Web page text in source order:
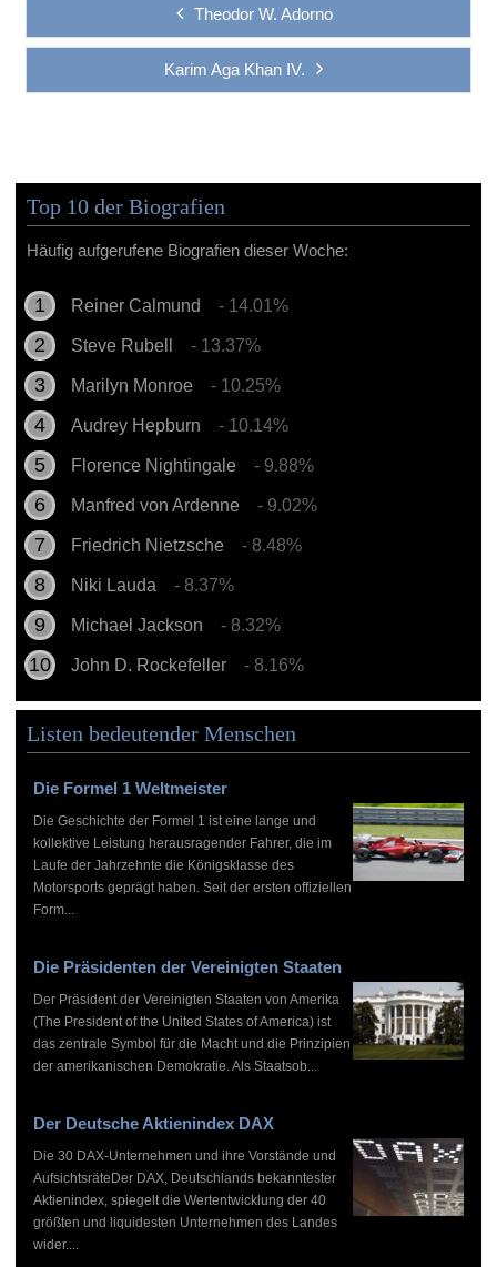
Theodor W. Adorno
Karim Aga Khan IV.
Top 10 der Biografien
Häufig aufgerufene Biografien dieser Woche:
Reiner Calmund - 14.01%
Steve Rubell - 13.37%
Marilyn Monroe - 10.25%
Audrey Hepburn - 10.14%
Florence Nightingale - 9.88%
Manfred von Ardenne - 9.02%
Friedrich Nietzsche - 8.48%
Niki Lauda - 8.37%
Michael Jackson - 8.32%
John D. Rockefeller - 8.16%
Listen bedeutender Menschen
Die Formel 1 Weltmeister
Die Geschichte der Formel 1 ist eine lange und
kollektive Leistung herausragender Fahrer, die im
Laufe der Jahrzehnte die Königsklasse des
Motorsports geprägt haben. Seit der ersten offiziellen
Form...
Die Präsidenten der Vereinigten Staaten
Der Präsident der Vereinigten Staaten von Amerika
(The President of the United States of America) ist
das zentrale Symbol für die Macht und die Prinzipien
der amerikanischen Demokratie. Als Staatsob...
Der Deutsche Aktienindex DAX
Die 30 DAX-Unternehmen und ihre Vorstände und
AufsichtsräteDer DAX, Deutschlands bekanntester
Aktienindex, spiegelt die Wertentwicklung der 40
größten und liquidesten Unternehmen des Landes
wider....